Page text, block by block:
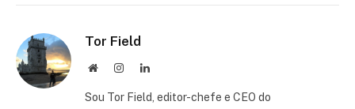
Tor Field
Site InstagramLinkedIn
Sou Tor Field, editor-chefe e CEO do